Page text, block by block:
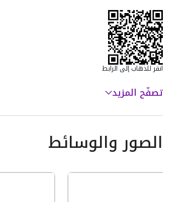
💳 خيارات الدفع والأسعار:
نقدم لك خيارات مرنة لتسديد الإيجار السنوي:
الدفع السنوي (دفعة واحدة): 45,000 ريال سعودي.
الدفع النصف سنوي (دفعتين): 48,000 ريال سعودي
انقر للذهاب إلى الرابط
تصفّح المزيد
الصور والوسائط